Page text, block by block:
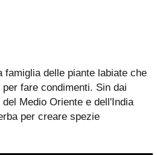
famiglia delle piante labiate che
fare condimenti. Sin dai
Medio Oriente e dell'India
per creare spezie